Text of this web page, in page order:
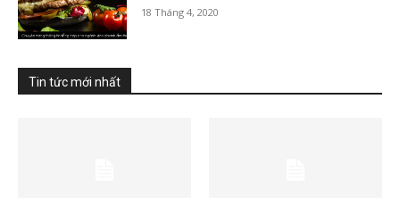
18 Tháng 4, 2020
Tin tức mới nhất